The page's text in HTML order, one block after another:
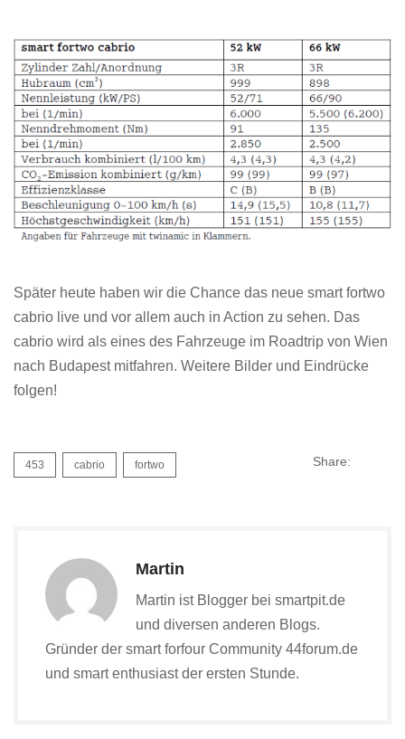
Später heute haben wir die Chance das neue smart fortwo
cabrio live und vor allem auch in Action zu sehen. Das
cabrio wird als eines des Fahrzeuge im Roadtrip von Wien
nach Budapest mitfahren. Weitere Bilder und Eindrücke
folgen!
453 cabrio fortwo Share:
Martin
Martin ist Blogger bei smartpit.de
und diversen anderen Blogs.
Gründer der smart forfour Community 44forum.de
und smart enthusiast der ersten Stunde.